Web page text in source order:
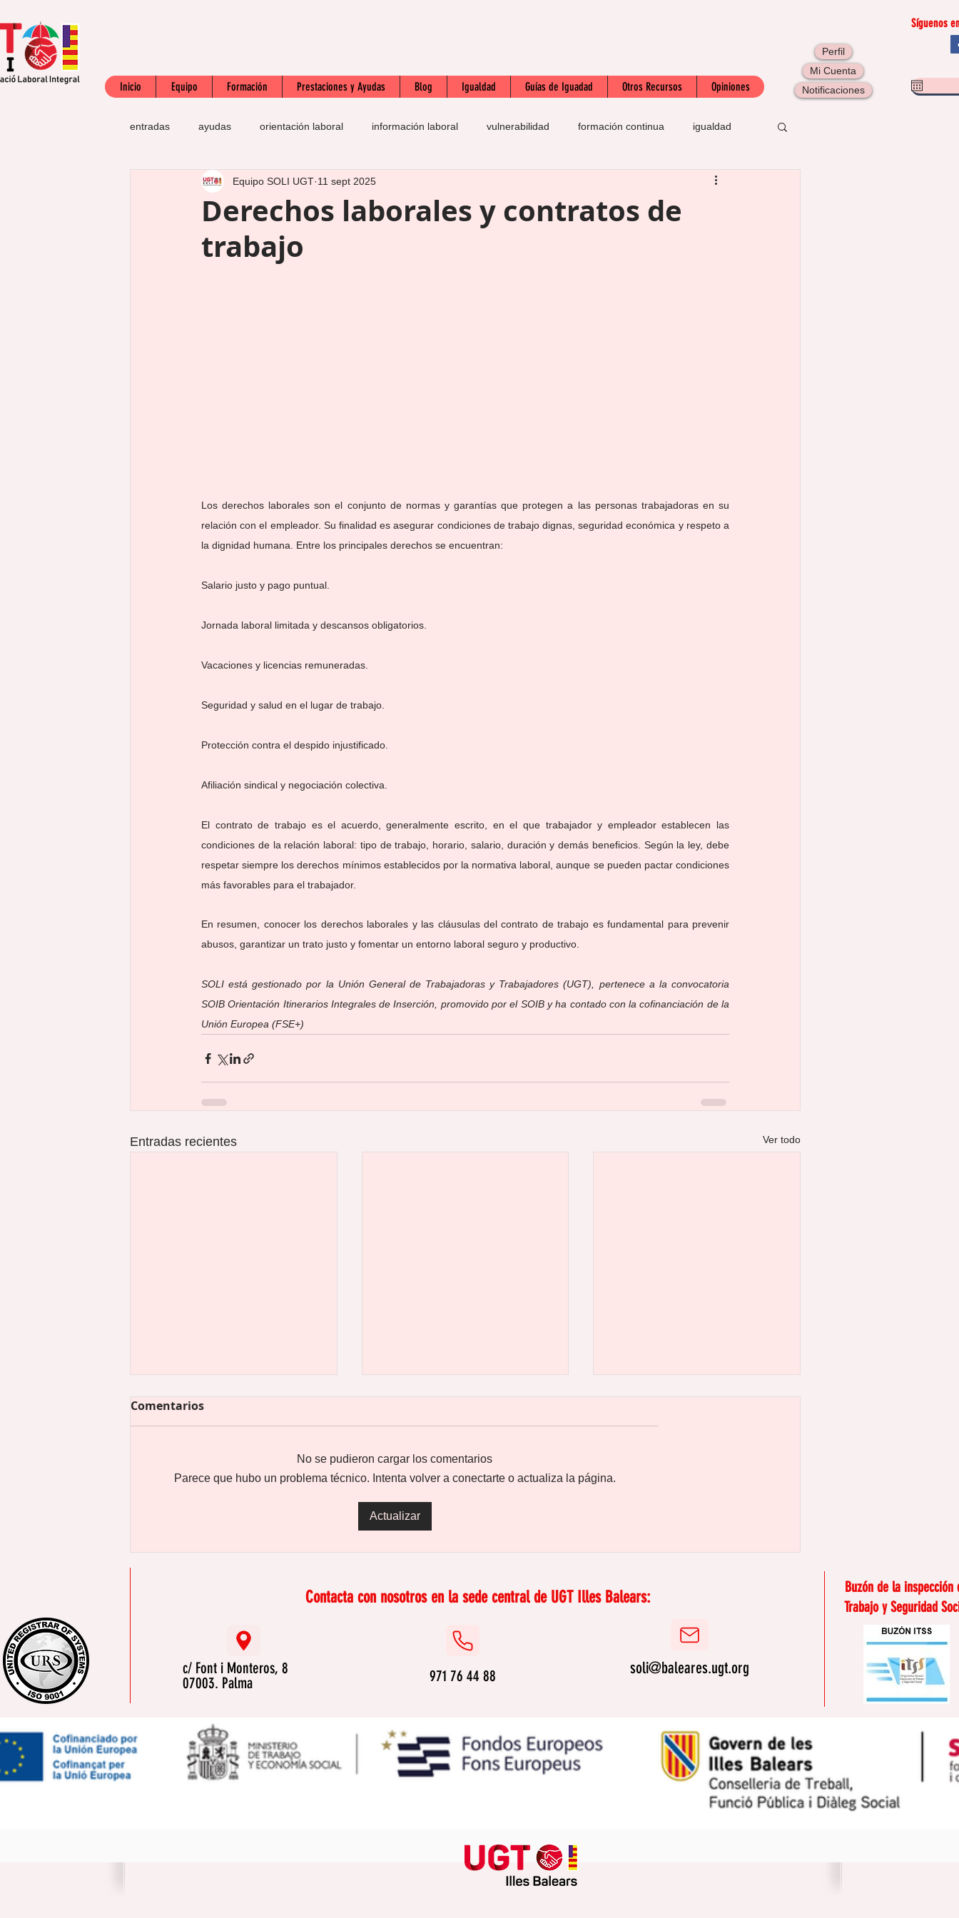
Síguenos
Inicio Equipo Formación Prestaciones y Ayudas Blog Igualdad Guías de Iguadad Otros Recursos Opiniones
Perfil
Mi Cuenta
Notificaciones
entradas ayudas orientación laboral información laboral vulnerabilidad formación continua igualdad
SEPE subsidio ERTE
apoyo emocional búsqueda de empleo
Derechos laborales y contratos de
trabajo
Equipo SOLI UGT 11 sept 2025
Los derechos laborales son el conjunto de normas y garantías que protegen a las personas trabajadoras en su
relación con el empleador. Su finalidad es asegurar condiciones de trabajo dignas, seguridad económica y respeto a
la dignidad humana. Entre los principales derechos se encuentran:
Salario justo y pago puntual.
Jornada laboral limitada y descansos obligatorios.
Vacaciones y licencias remuneradas.
Seguridad y salud en el lugar de trabajo.
Protección contra el despido injustificado.
Afiliación sindical y negociación colectiva.
El contrato de trabajo es el acuerdo, generalmente escrito, en el que trabajador y empleador establecen las
condiciones de la relación laboral: tipo de trabajo, horario, salario, duración y demás beneficios. Según la ley, debe
respetar siempre los derechos mínimos establecidos por la normativa laboral, aunque se pueden pactar condiciones
más favorables para el trabajador.
En resumen, conocer los derechos laborales y las cláusulas del contrato de trabajo es fundamental para prevenir
abusos, garantizar un trato justo y fomentar un entorno laboral seguro y productivo.
SOLI está gestionado por la Unión General de Trabajadoras y Trabajadores (UGT), pertenece a la convocatoria
SOIB Orientación Itinerarios Integrales de Inserción, promovido por el SOIB y ha contado con la cofinanciación de la
Unión Europea (FSE+)
Entradas recientes Ver todo
El trabajo doméstico y de
cuidados: invisible pero
real
nombra
Comentarios
No se pudieron cargar los comentarios
Parece que hubo un problema técnico. Intenta volver a conectarte o actualiza la página.
Actualizar
Contacta con nosotros en la sede central de UGT Illes Balears:
c/ Font i Monteros, 8
07003. Palma
971 76 44 88 soli@baleares.ugt.org
Buzón de la inspección
Trabajo y Seguridad